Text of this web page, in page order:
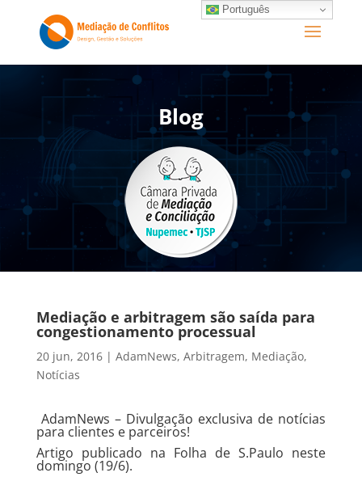
Blog
Mediação e arbitragem são saída para
congestionamento processual
20 jun, 2016| AdamNews, Arbitragem, Mediação,
Notícias
AdamNews – Divulgação exclusiva de notícias
para clientes e parceiros!
Artigo publicado na Folha de S.Paulo neste
domingo (19/6).
Português